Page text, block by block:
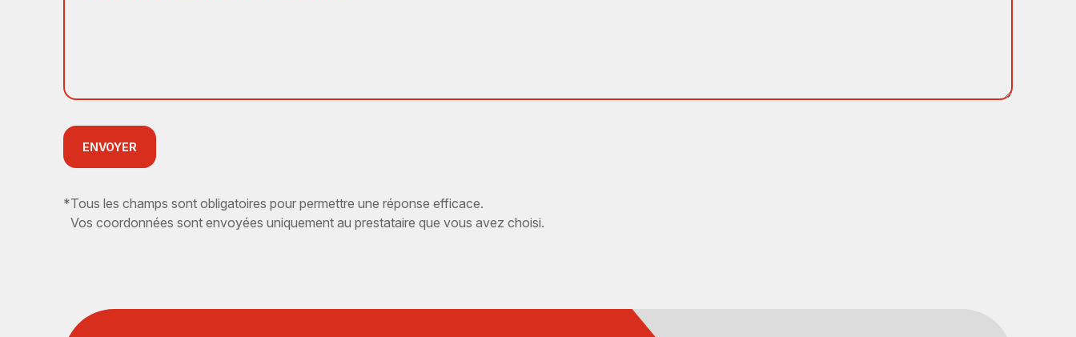
ENVOYER
*Tous les champs sont obligatoires pour permettre une réponse efficace.
Vos coordonnées sont envoyées uniquement au prestataire que vous avez choisi.